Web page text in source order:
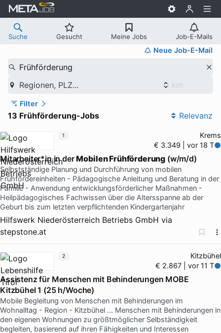
Suche Gesucht Meine Jobs Job-E-Mails
Neue Job-E-Mail
Frühförderung
Regionen, PLZ...
Filter
13 Frühförderung-Jobs Relevanz
Krems
€ 3.349 | vor 18 T
Mitarbeiter*in in derMobilen Frühförderung (w/m/d)
Selbstständige Planung und Durchführung von mobilen
Frühfördereinheiten - Pädagogische Anleitung und Beratung in der
Familie - Anwendung entwicklungsförderlicher Maßnahmen -
Heilpädagogisches Fachwissen über die Altersspanne ab der
Geburt bis zum letzten verpflichtenden Kindergartenjahr
Hilfswerk Niederösterreich Betriebs GmbH via
stepstone.at
1
Kitzbühel
€ 2.867 | vor 11 T
Assistenz für Menschen mit Behinderungen MOBE
Kitzbühel 1 (25 h/Woche)
Mobile Begleitung von Menschen mit Behinderungen im
Wohnalltag - Region - Kitzbühel … Menschen mit Behinderungen in
den eigenen Wohnungen zu größtmöglicher Selbständigkeit
begleiten, basierend auf ihren Fähigkeiten und Interessen
2